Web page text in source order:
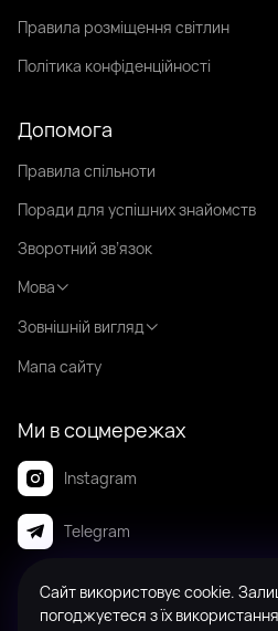
Правила розміщення світлин
Політика конфіденційності
Допомога
Правила спільноти
Поради для успішних знайомств
Зворотний зв’язок
Мова
Зовнішній вигляд
Мапа сайту
Ми в соцмережах
Instagram
Telegram
© 2008-2026 Badanga. Усі права
Сайт використовує cookie.
погоджуєтеся з їх